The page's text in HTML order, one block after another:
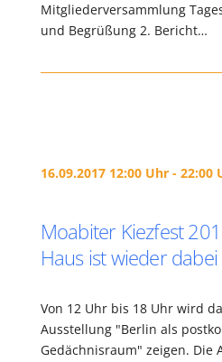
Mitgliederversammlung
und Begrüßung 2. Bericht…
16.09.2017 12:00 Uhr - 22:00
Moabiter Kiezfest
Haus ist wieder dabei
Von 12 Uhr bis 18 Uhr wird
Ausstellung "Berlin als
Gedächnisraum" zeigen. Die